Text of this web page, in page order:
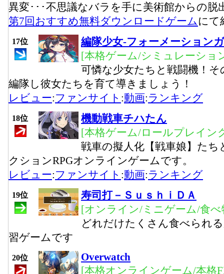
異変･･･不思議なバラを手に美術館からの脱
第7回おすすめ無料ダウンロードゲームにて
17位
編隊少女-フォーメーション
[本格ゲーム/シミュレーショ
可憐な少女たちと戦闘機！
編隊し彼女たちを育て導きましょう！
レビュー:ファンサイト :動画:ランキング
18位
機動戦車チハたん
[本格ゲーム/ロールプレイン
戦車の擬人化【戦車娘】た
クションRPGオンラインゲームです。
レビュー:ファンサイト :動画:ランキング
19位
寿司打－ＳｕｓｈｉＤＡ
[オンライン/ミニゲーム/食
どれだけたくさん食べられ
習ゲームです
20位
Overwatch
[本格オンラインゲーム/本格